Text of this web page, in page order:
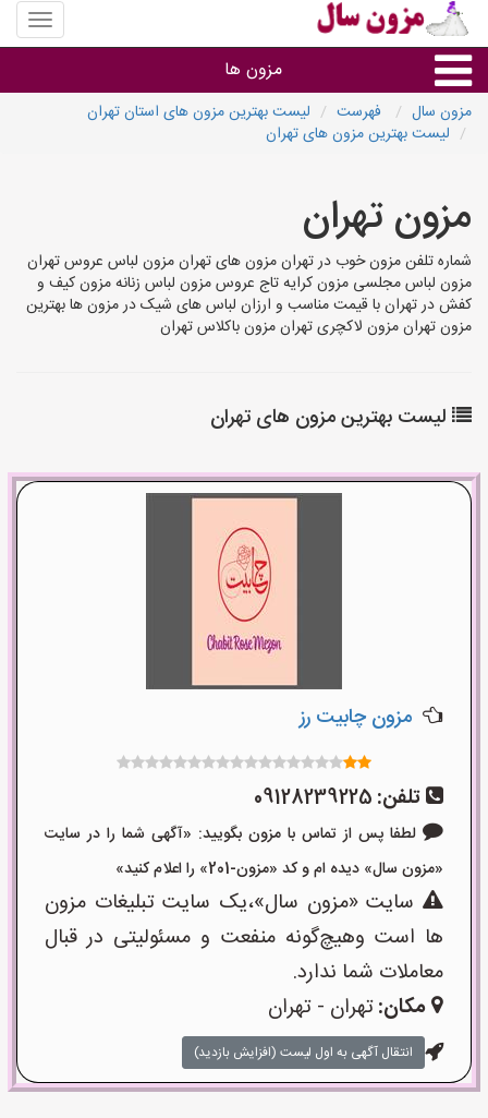
منوی
سایت
سال
مزون ها
گروه ها
مزون سال فهرست
لیست بهترین مزون های استان تهران
لیست بهترین مزون های تهران
مزون تهران
شماره تلفن مزون خوب در تهران مزون های تهران مزون لباس عروس تهران
مزون لباس مجلسی مزون کرایه تاج عروس مزون لباس زنانه مزون کیف و
کفش در تهران با قیمت مناسب و ارزان لباس های شیک در مزون ها بهترین
مزون تهران مزون لاکچری تهران مزون باکلاس تهران
لیست بهترین مزون های تهران
مزون چابیت رز
تلفن: 09128239225
لطفا پس از تماس با مزون بگویید: «آگهی شما را در سایت
«مزون سال» دیده ام و کد «مزون-201» را اعلام کنید»
سایت «مزون سال»،یک سایت تبلیغات مزون
ها است وهیچ‌گونه منفعت و مسئولیتی در قبال
معاملات شما ندارد.
مکان:تهران - تهران
انتقال آگهی به اول لیست (افزایش بازدید)